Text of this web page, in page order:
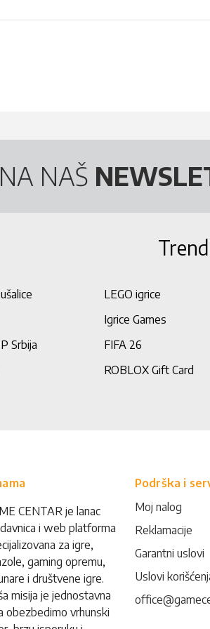
NAŠ
LEGO igrice
Igrice Games
Srbija FIFA 26
ROBLOX Gift Card
CENTAR je lanac
i web platforma
za igre,
gaming opremu,
i društvene igre.
misija je jednostavna
obezbedimo vrhunski
Podrška i
Moj nalog
Reklamacije
Garantni uslovi
Uslovi